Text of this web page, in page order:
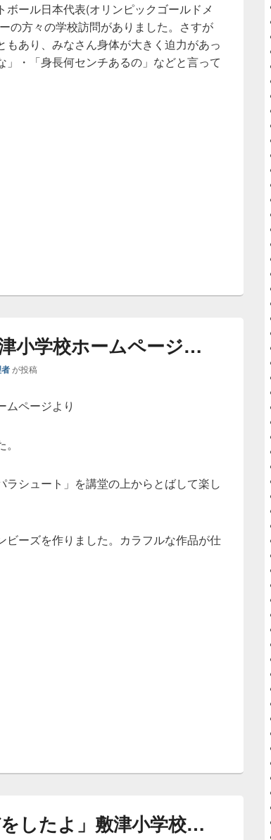
ール日本代表(オリンピックゴールドメ
の方々の学校訪問がありました。さすが
もあり、みなさん身体が大きく迫力があっ
」・「身長何センチあるの」などと言って
小学校ホームページ…
が投稿
ムページより
ラシュート」を講堂の上からとばして楽し
ビーズを作りました。カラフルな作品が仕
したよ」敷津小学校…